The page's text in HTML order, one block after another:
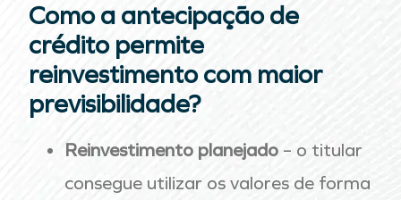
Como a antecipação de
crédito permite
reinvestimento com maior
previsibilidade?
Reinvestimento planejado – o titular
consegue utilizar os valores de forma